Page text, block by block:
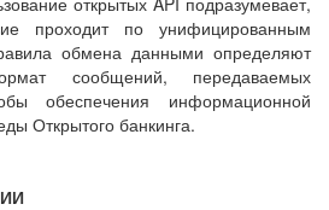
проходит по унифицированным
обмена данными определяют
сообщений, передаваемых
обеспечения информационной
Открытого банкинга.